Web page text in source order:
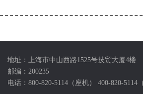
地址：上海市中山西路1525号技贸大厦4楼
邮编：200235
电话：800-820-5114（座机） 400-820-5114